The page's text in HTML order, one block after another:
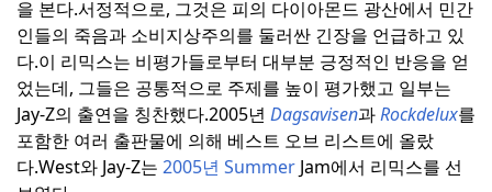
을 본다.서정적으로, 그것은 피의 다이아몬드 광산에서 민간
인들의 죽음과 소비지상주의를 둘러싼 긴장을 언급하고 있
다.이 리믹스는 비평가들로부터 대부분 긍정적인 반응을 얻
었는데, 그들은 공통적으로 주제를 높이 평가했고 일부는
Jay-Z의 출연을 칭찬했다.2005년 Dagsavisen과Rockdelux를
포함한 여러 출판물에 의해 베스트 오브 리스트에 올랐
다.West와 Jay-Z는 2005년 Summer Jam에서 리믹스를 선